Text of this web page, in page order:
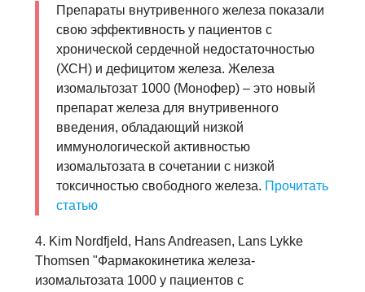
Препараты внутривенного железа показали
свою эффективность у пациентов с
хронической сердечной недостаточностью
(ХСН) и дефицитом железа. Железа
изомальтозат 1000 (Монофер) – это новый
препарат железа для внутривенного
введения, обладающий низкой
иммунологической активностью
изомальтозата в сочетании с низкой
токсичностью свободного железа. Прочитать
статью
4. Kim Nordfjeld, Hans Andreasen, Lans Lykke
Thomsen "Фармакокинетика железа-
изомальтозата 1000 у пациентов с